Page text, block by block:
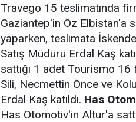
Travego 15 teslimatında
Gaziantep'in Öz Elbistan'a
yaparken, teslimata
Satış Müdürü Erdal Kaş
sattığı 1 adet Tourismo
Sili, Necmettin Önce ve
Erdal Kaş katıldı. Has
Has Otomotiv'in Altur'a